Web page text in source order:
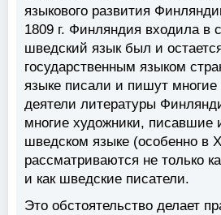
языкового развития
1809 г. Финляндия входила в
шведский язык был и
государственным языком
языке писали и пишут
деятели литературы
многие художники,
шведском языке (особенно в
рассматриваются не только
и как шведские писатели.
Это обстоятельство делает